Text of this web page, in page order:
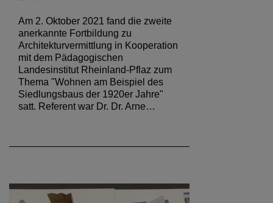
Am 2. Oktober 2021 fand die zweite
anerkannte Fortbildung zu
Architekturvermittlung in Kooperation
mit dem Pädagogischen
Landesinstitut Rheinland-Pflaz zum
Thema "Wohnen am Beispiel des
Siedlungsbaus der 1920er Jahre"
satt. Referent war Dr. Dr. Arne…